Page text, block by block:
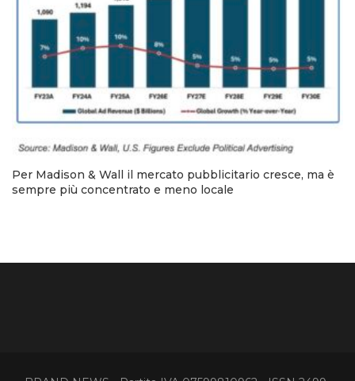
Per Madison & Wall il mercato pubblicitario cresce, ma è
sempre più concentrato e meno locale